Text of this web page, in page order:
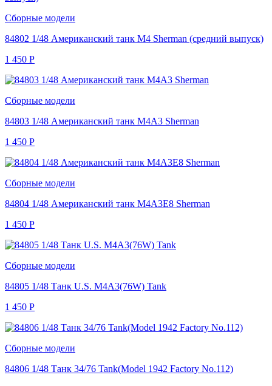
Сборные модели
84802 1/48 Американский танк M4 Sherman (средний выпуск)
1 450 Р
Сборные модели
84803 1/48 Американский танк M4A3 Sherman
1 450 Р
Сборные модели
84804 1/48 Американский танк M4A3E8 Sherman
1 450 Р
Сборные модели
84805 1/48 Танк U.S. M4A3(76W) Tank
1 450 Р
Сборные модели
84806 1/48 Танк 34/76 Tank(Model 1942 Factory No.112)